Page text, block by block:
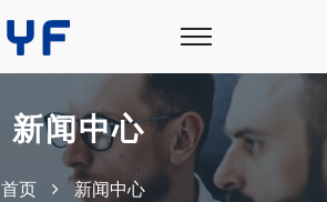
新闻中心
首页 新闻中心